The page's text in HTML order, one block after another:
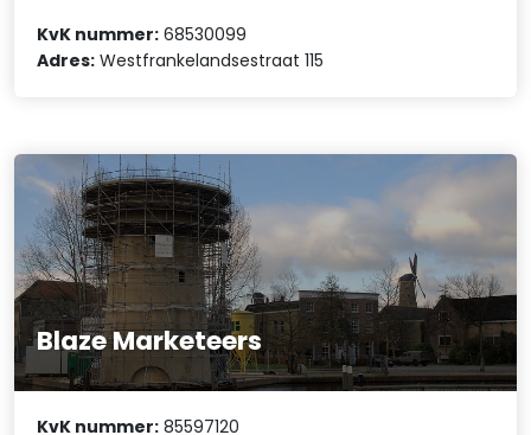
KvK nummer: 68530099
Adres: Westfrankelandsestraat 115
Blaze Marketeers
KvK nummer: 85597120